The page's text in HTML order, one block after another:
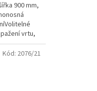
900 mm,
vrtu,
Kód: 2076/21